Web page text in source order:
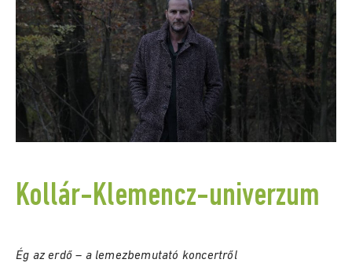
Kollár-Klemencz-univerzum
Ég az erdő – a lemezbemutató koncertről